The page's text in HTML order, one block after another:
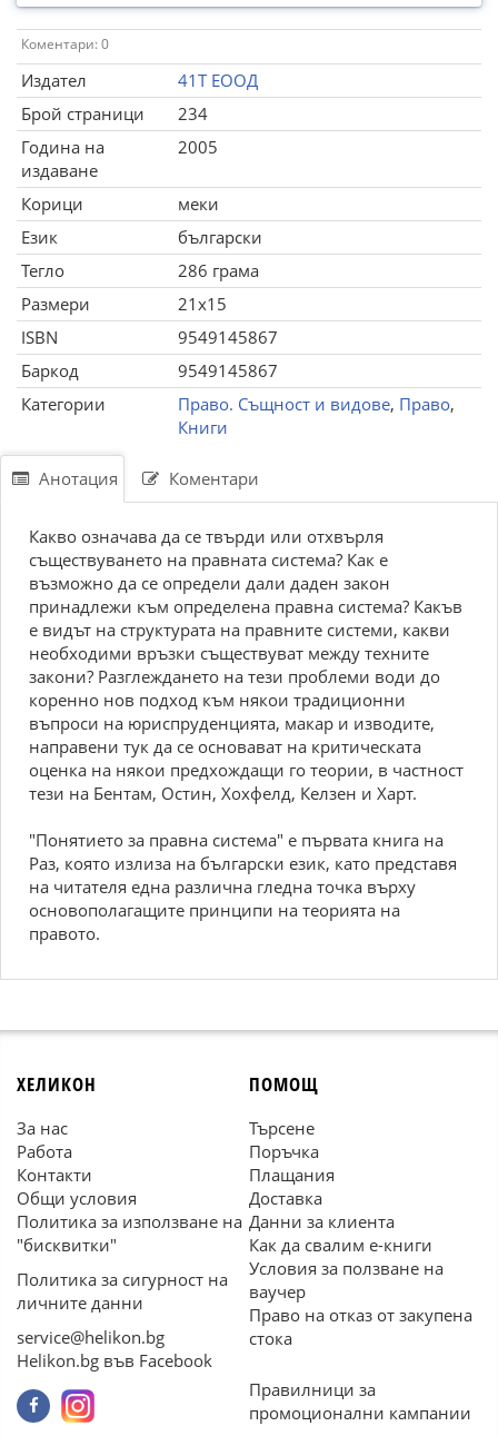
Коментари: 0
Издател
41Т ЕООД
Брой страници
234
Година на
издаване
2005
Корици
меки
Език
български
Тегло
286 грама
Размери
21x15
ISBN
9549145867
Баркод
9549145867
Категории
Право. Същност и видове, Право,
Книги
Анотация Коментари
Какво означава да се твърди или отхвърля
съществуването на правната система? Как е
възможно да се определи дали даден закон
принадлежи към определена правна система? Какъв
е видът на структурата на правните системи, какви
необходими връзки съществуват между техните
закони? Разглеждането на тези проблеми води до
коренно нов подход към някои традиционни
въпроси на юриспруденцията, макар и изводите,
направени тук да се основават на критическата
оценка на някои предхождащи го теории, в частност
тези на Бентам, Остин, Хохфелд, Келзен и Харт.
"Понятието за правна система" е първата книга на
Раз, която излиза на български език, като представя
на читателя една различна гледна точка върху
основополагащите принципи на теорията на
правото.
ХЕЛИКОН
За нас
Работа
Контакти
Общи условия
Политика за използване на
"бисквитки"
Политика за сигурност на
личните данни
service@helikon.bg
Helikon.bg във Facebook
ПОМОЩ
Търсене
Поръчка
Плащания
Доставка
Данни за клиента
Как да свалим е-книги
Условия за ползване на
ваучер
Право на отказ от закупена
стока
Правилници за
промоционални кампании